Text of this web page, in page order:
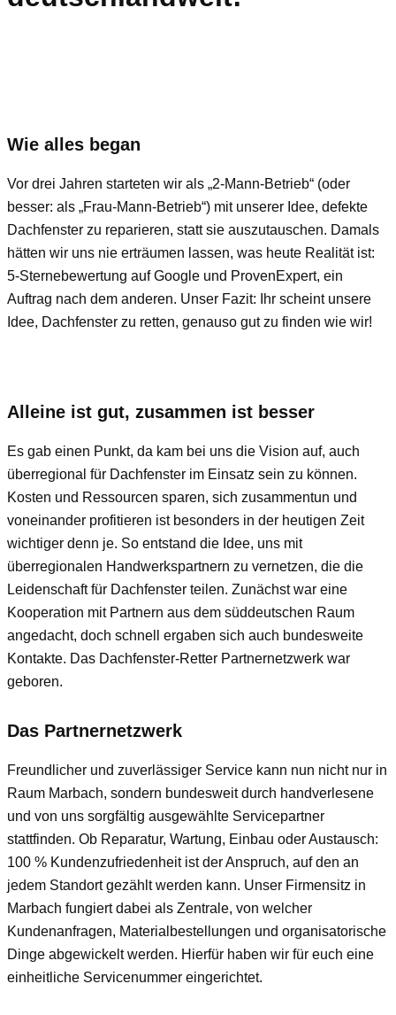
Wie alles began
Vor drei Jahren starteten wir als „2-Mann-Betrieb“ (oder
besser: als „Frau-Mann-Betrieb“) mit unserer Idee, defekte
Dachfenster zu reparieren, statt sie auszutauschen. Damals
hätten wir uns nie erträumen lassen, was heute Realität ist:
5-Sternebewertung auf Google und ProvenExpert, ein
Auftrag nach dem anderen. Unser Fazit: Ihr scheint unsere
Idee, Dachfenster zu retten, genauso gut zu finden wie wir!
Alleine ist gut, zusammen ist besser
Es gab einen Punkt, da kam bei uns die Vision auf, auch
überregional für Dachfenster im Einsatz sein zu können.
Kosten und Ressourcen sparen, sich zusammentun und
voneinander profitieren ist besonders in der heutigen Zeit
wichtiger denn je. So entstand die Idee, uns mit
überregionalen Handwerkspartnern zu vernetzen, die die
Leidenschaft für Dachfenster teilen. Zunächst war eine
Kooperation mit Partnern aus dem süddeutschen Raum
angedacht, doch schnell ergaben sich auch bundesweite
Kontakte. Das Dachfenster-Retter Partnernetzwerk war
geboren.
Das Partnernetzwerk
Freundlicher und zuverlässiger Service kann nun nicht nur in
Raum Marbach, sondern bundesweit durch handverlesene
und von uns sorgfältig ausgewählte Servicepartner
stattfinden. Ob Reparatur, Wartung, Einbau oder Austausch:
100 % Kundenzufriedenheit ist der Anspruch, auf den an
jedem Standort gezählt werden kann. Unser Firmensitz in
Marbach fungiert dabei als Zentrale, von welcher
Kundenanfragen, Materialbestellungen und organisatorische
Dinge abgewickelt werden. Hierfür haben wir für euch eine
einheitliche Servicenummer eingerichtet.